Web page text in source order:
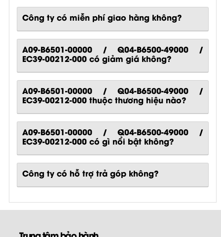
Công ty có miễn phí giao hàng không?
A09-B6501-00000 / Q04-B6500-49000 /
EC39-00212-000 có giảm giá không?
A09-B6501-00000 / Q04-B6500-49000 /
EC39-00212-000 thuộc thương hiệu nào?
A09-B6501-00000 / Q04-B6500-49000 /
EC39-00212-000có gì nổi bật không?
Công ty có hỗ trợ trả góp không?